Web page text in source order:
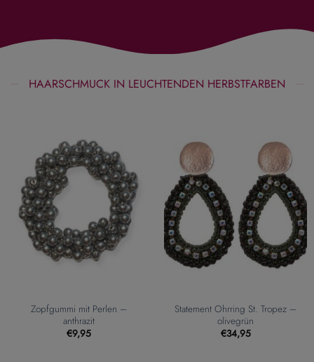
HAARSCHMUCK IN LEUCHTENDEN HERBSTFARBEN
Zopfgummi mit Perlen –
anthrazit
€9,95
Statement Ohrring St. Tropez –
olivegrün
€34,95